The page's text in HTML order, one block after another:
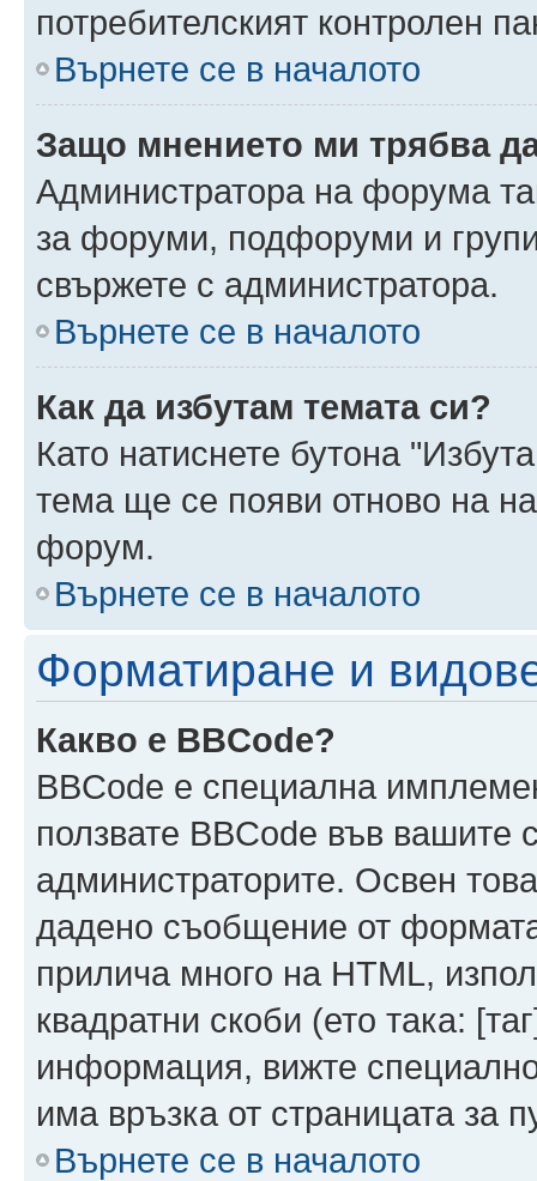
потребителският контролен
Върнете се в началото
Защо мнението ми трябва
Администратора на форума
за форуми, подфоруми и
свържете с администратора.
Върнете се в началото
Как да избутам темата си?
Като натиснете бутона
тема ще се появи отново на
форум.
Върнете се в началото
Форматиране и
Какво е BBCode?
BBCode е специална
ползвате BBCode във
администраторите. Освен
дадено съобщение от
прилича много на HTML,
квадратни скоби (ето така:
информация, вижте
има връзка от страницата за
Върнете се в началото